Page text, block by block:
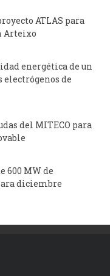
ATLAS para
Arteixo
energética de un
de
del MITECO para
600 MW de
diciembre